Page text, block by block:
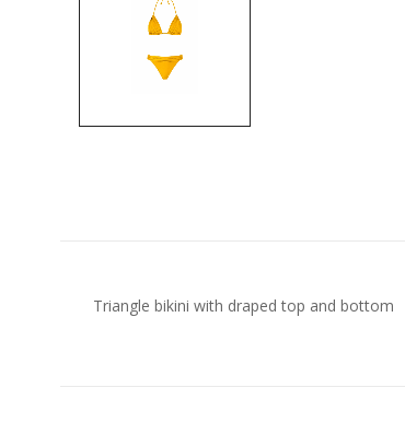
Triangle bikini with draped top and bottom